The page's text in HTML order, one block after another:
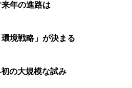
年の進路は
境戦略」が決まる
の大規模な試み